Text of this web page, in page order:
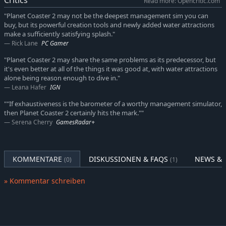
eine Vielzahl aufregender Achterbahnen und Fahrgeschäfte,
die garantiert Gänsehaut erzeugen. Gestalte ein nahtlos
verbundenes Parkparadies voller glitzernder
Schwimmbecken und gewundener Wasser-Rutschbahnen.
begeistere deine Gäste mit einem brandneuen Werkzeug,
der Event-Ablaufsteuerung, und lass deine Gäste das
dramatische Flair echter Vergnügungsparks nacherleben.
Vergnügungsparkerlebnis mit atemberaubenden Bildern
und beeindruckender Realitätsnähe direkt zuhause
Finde das Geheimnis des Erfolgs: Verwalte den Nervenkitzel
deiner Gäste ebenso wie die Finanzen – fülle deinen Park mit
"Planet Coaster 2 may not be the deepest management sim you can
buy, but its powerful creation tools and newly added water attractions
make a sufficiently satisfying splash."
Rick Lane PC Gamer
"Planet Coaster 2 may share the same problems as its predecessor, but
it's even better at all of the things it was good at, with water attractions
alone being reason enough to dive in."
Leana Hafer IGN
""If exhaustiveness is the barometer of a worthy management simulator,
then Planet Coaster 2 certainly hits the mark.""
Serena Cherry GamesRadar+
KOMMENTARE (0) DISKUSSIONEN & FAQS (1) NEWS &
» Kommentar schreiben